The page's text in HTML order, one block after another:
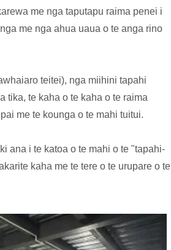
me nga taputapu raima penei i
me nga ahua uaua o te anga rino
teitei), nga miihini tapahi
tika, te kaha o te kaha o te raima
me te kounga o te mahi tuitui.
ana i te katoa o te mahi o te "tapahi-
kaha me te tere o te urupare o te